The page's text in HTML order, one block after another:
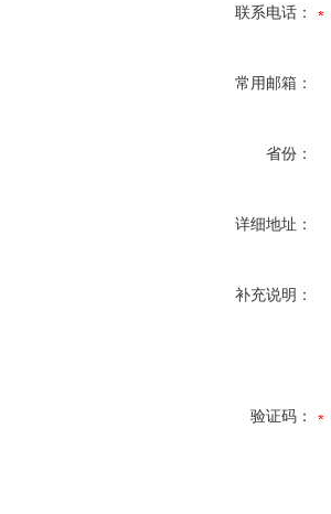
联系电话：
常用邮箱：
省份：
详细地址：
补充说明：
验证码：